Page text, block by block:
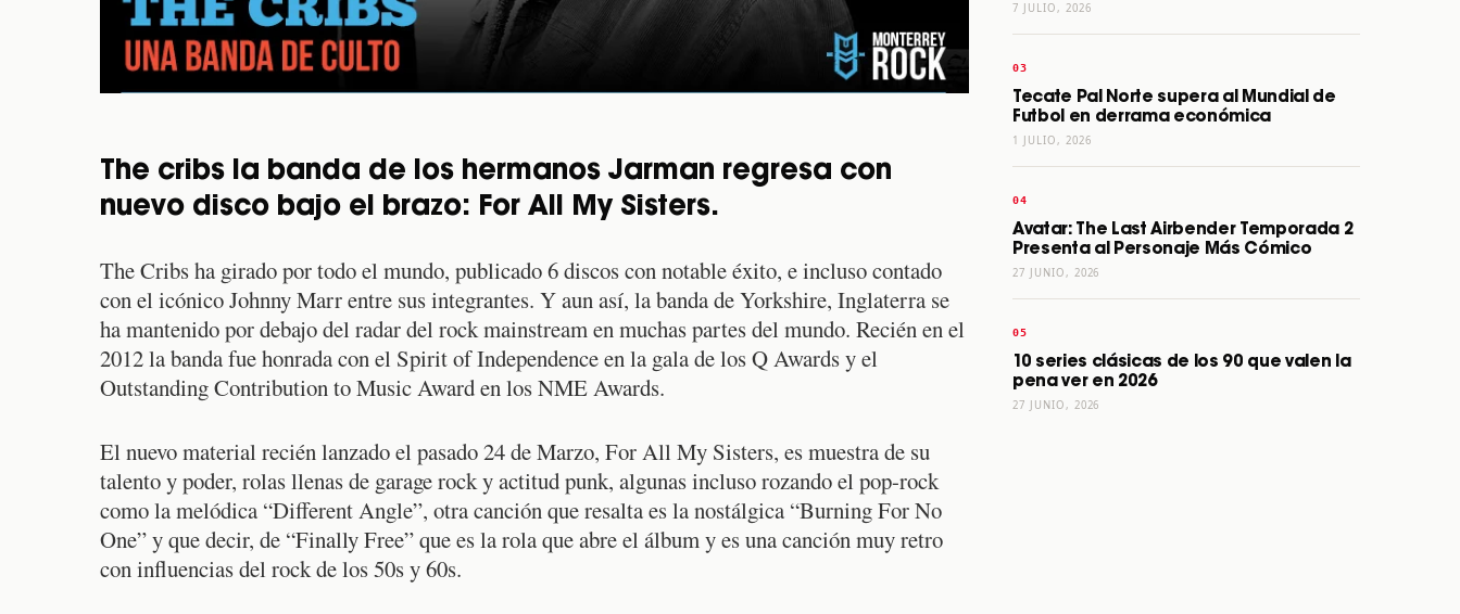
The cribs la banda de los hermanos Jarman regresa con
nuevo disco bajo el brazo: For All My Sisters.
The Cribs ha girado por todo el mundo, publicado 6 discos con notable éxito, e incluso contado
con el icónico Johnny Marr entre sus integrantes. Y aun así, la banda de Yorkshire, Inglaterra se
ha mantenido por debajo del radar del rock mainstream en muchas partes del mundo. Recién en el
2012 la banda fue honrada con el Spirit of Independence en la gala de los Q Awards y el
Outstanding Contribution to Music Award en los NME Awards.
El nuevo material recién lanzado el pasado 24 de Marzo, For All My Sisters, es muestra de su
talento y poder, rolas llenas de garage rock y actitud punk, algunas incluso rozando el pop-rock
como la melódica “Different Angle”, otra canción que resalta es la nostálgica “Burning For No
One” y que decir, de “Finally Free” que es la rola que abre el álbum y es una canción muy retro
con influencias del rock de los 50s y 60s.
7 JULIO, 2026
Tecate Pal Norte supera al Mundial de
Futbol en derrama económica
1 JULIO, 2026
Avatar: The Last Airbender Temporada 2
Presenta al Personaje Más Cómico
27 JUNIO, 2026
10 series clásicas de los 90 que valen la
pena ver en 2026
27 JUNIO, 2026